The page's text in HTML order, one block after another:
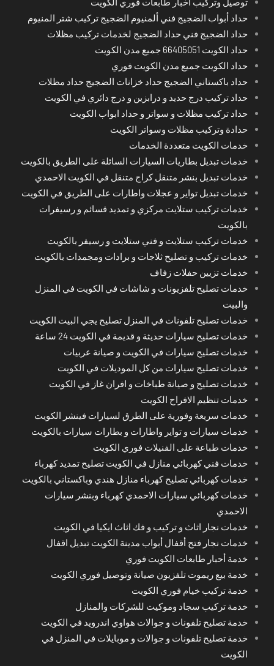
حداد أبواب الضجيج فني ألمنيوم الضجيج تركيب شتر المنيوم
حداد الضجيج فني حداد الضجيج لخدمات تركيب مظلات
حداد الكويت 66405051 جميع مدن الكويت
حداد الكويت جميع مدن الكويت فوري
حداد باكستاني الضجيج حداد خزانات الضجيج حداد مظلات
حداد تركيب درج حديد و درابزين و درج دائري في الكويت
حداد تركيب مظلات و سواتر و حداد ابواب الكويت
حدادة وتركيب مظلات وسواتر الكويت
خدمات الكويت متعددة الخدمات
خدمات تبديل بطاريات السيارات السائلة على الطريق بالكويت
خدمات تبديل بنشر متنقل كراج متنقل في الكويت الاحمدي
خدمات تبديل تواير و عجلات واطارات على الطريق في الكويت
خدمات تركيب ستلايت مركزي و تمديد قسائم و رسيفرات
بالكويت
خدمات تركيب ستلايت و فني ستلايت و رسيفر بالكويت
خدمات تركيب و تصليح ثلاجات و برادات ومجمدات بالكويت
خدمات تزيين حفلات زفاف
خدمات تصليح تلفزيونات و شاشات في الكويت في المنزل
والبيت
خدمات تصليح تلفونات في المنزل تصليح يجي البيت الكويت
خدمات تصليح سيارات حديثة و قديمة في الكويت 24 ساعة
خدمات تصليح سيارات في الكويت و صيانة عربيات
خدمات تصليح سيارات من كل الموديلات في الكويت
خدمات تصليح و صيانة طباخات و افران غاز في الكويت
خدمات تنظيم الافراح الكويت
خدمات سريعة وفورية على الطرق لسيارات فينشر الكويت
خدمات سيارات و تواير واطارات و بطارات سيارات بالكويت
خدمات طباعة على الفنيلات فوري الكويت
خدمات فني كهربائي منازل في الكويت تصليح تمديد كهرباء
خدمات كهربائي تصليح كهرباء منازل هندي وباكستاني بالكويت
خدمات كهربائي سيارات الاحمدي كهرباء وبنشر سيارات
الاحمدي
خدمات نجار اثاث و تركيب و فك اثاث ايكيا في الكويت
خدمات نجار فتح أقفال أبواب مدينة الكويت تبديل اقفال
خدمة أحبار طابعات الكويت فوري
خدمة بيع ريموت تلفزيون صيانة وتوصيل فوري الكويت
خدمة تركيب خيام فوري الكويت
خدمة تركيب سجاد وموكيت للشركات والمنازل
خدمة تصليح تلفونات و جوالات هواوي اندرويد في الكويت
خدمة تصليح تلفونات و جوالات و موبايلات في المنزل في
الكويت